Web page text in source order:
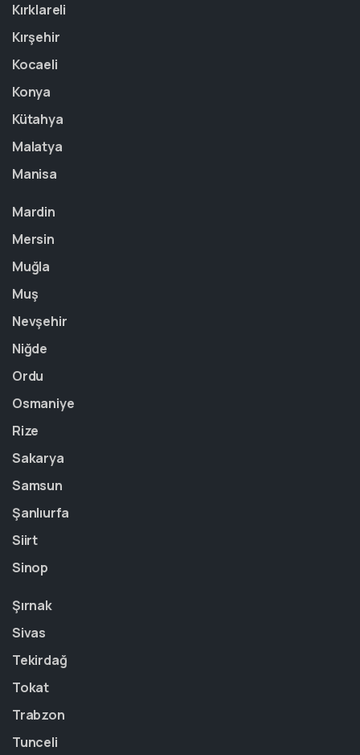
Kırklareli
Kırşehir
Kocaeli
Konya
Kütahya
Malatya
Manisa
Mardin
Mersin
Muğla
Muş
Nevşehir
Niğde
Ordu
Osmaniye
Rize
Sakarya
Samsun
Şanlıurfa
Siirt
Sinop
Şırnak
Sivas
Tekirdağ
Tokat
Trabzon
Tunceli